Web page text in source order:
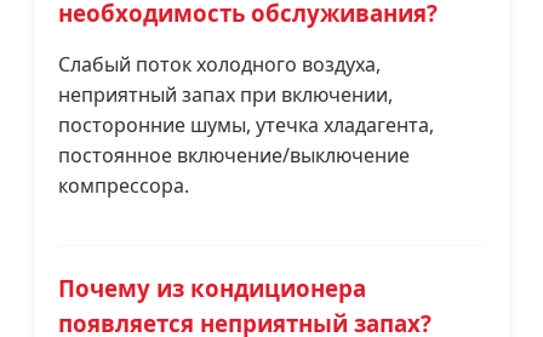
необходимость обслуживания?
Слабый поток холодного воздуха,
неприятный запах при включении,
посторонние шумы, утечка хладагента,
постоянное включение/выключение
компрессора.
Почему из кондиционера
появляется неприятный запах?